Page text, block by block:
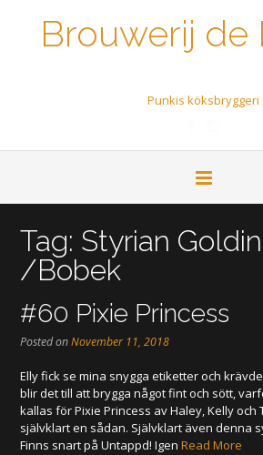
Brouwerij de
Punkis köksbryggeri
Tag: Styrian
/Bobek
#60 Pixie Princess
Posted onNovember 11, 2018
Elly fick se mina snygga etiketter och
blir det till att brygga något fint och sött,
kallas för Pixie Princess av Haley, Kelly och
självklart en sådan. Självklart även denna
Finns snart på Untappd! Igen Read More